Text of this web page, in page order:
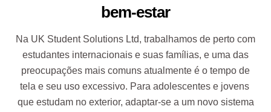
bem-estar
Na UK Student Solutions Ltd, trabalhamos de perto com
estudantes internacionais e suas famílias, e uma das
preocupações mais comuns atualmente é o tempo de
tela e seu uso excessivo. Para adolescentes e jovens
que estudam no exterior, adaptar-se a um novo sistema